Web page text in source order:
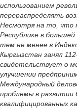
использованием
перераспределять
Несмотря на то, что
Республике в
тем не менее в
Кыргызстан занял
свидетельствует о
улучшении
Международный
проблемы в развитии
квалифицированных